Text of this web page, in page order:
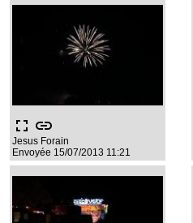
fullscreen link
Jesus Forain
Envoyée 15/07/2013 11:21